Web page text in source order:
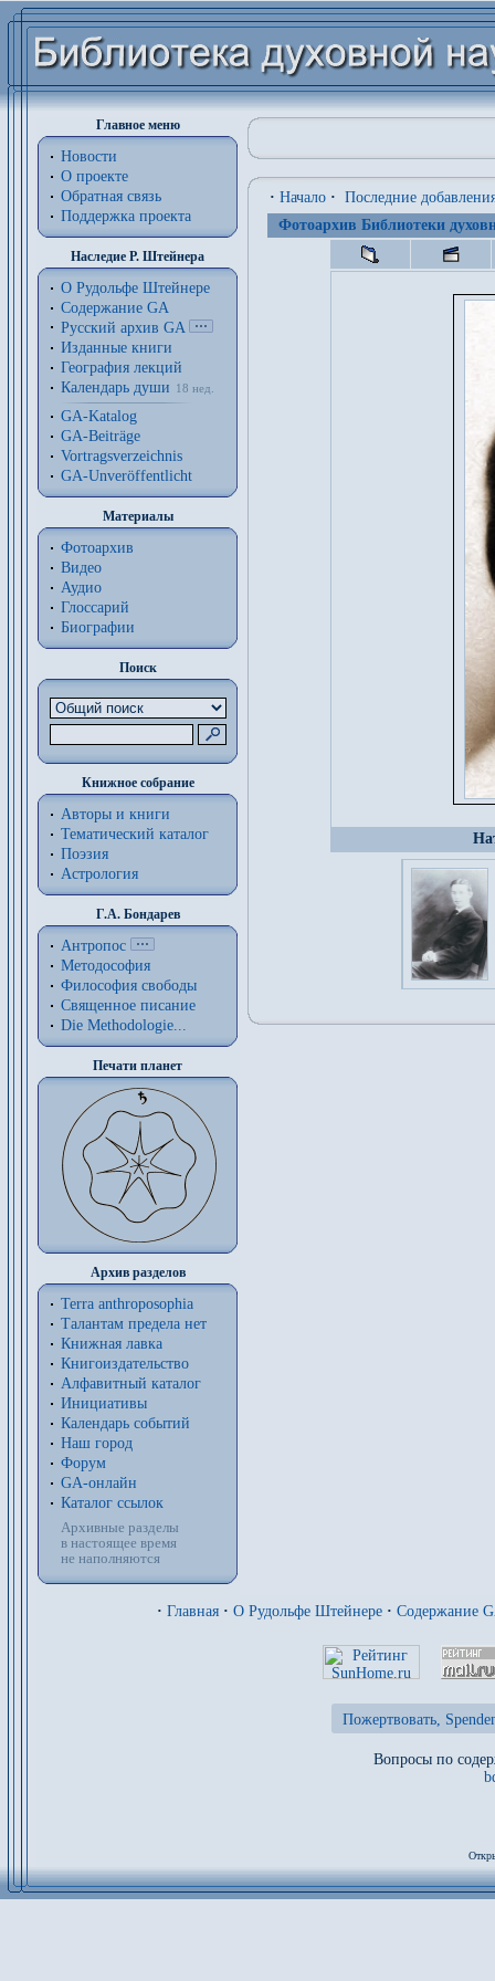
Главное меню
Новости
О проекте
Обратная связь
Поддержка проекта
Наследие Р. Штейнера
О Рудольфе Штейнере
Содержание GA
Русский архив GA
Изданные книги
География лекций
Календарь души
18 нед.
GA-Katalog
GA-Beiträge
Vortragsverzeichnis
GA-Unveröffentlicht
Материалы
Фотоархив
Видео
Аудио
Глоссарий
Биографии
Поиск
Книжное собрание
Авторы и книги
Тематический каталог
Поэзия
Астрология
Г.А. Бондарев
Антропос
Методософия
Философия cвободы
Священное писание
Die Methodologie...
Печати планет
Архив разделов
Terra anthroposophia
Талантам предела нет
Книжная лавка
Книгоиздательство
Алфавитный каталог
Инициативы
Календарь событий
Наш город
Форум
GA-онлайн
Каталог ссылок
Архивные разделы
в настоящее время
не наполняются
· Начало · Последние
Фотоархив Библиотеки
· Главная · О Рудольфе Штейнере · Содержание
Пожертвовать,
Вопросы по